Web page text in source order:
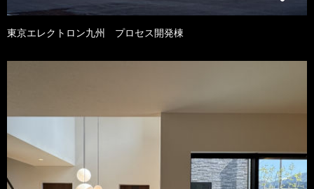
東京エレクトロン九州 プロセス開発棟